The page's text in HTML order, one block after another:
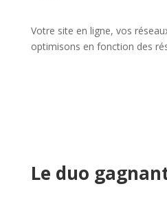
Votre site en ligne, vos
optimisons en fonction des
Le duo